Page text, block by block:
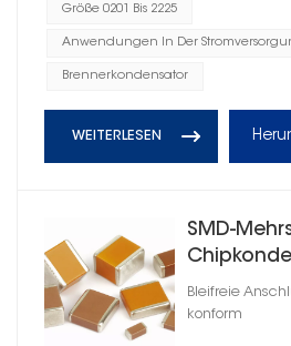
Größe 0201 Bis 2225
Anwendungen In Der
Brennerkondensator
WEITERLESEN
SMD-
CC41 C0G
Bleifreie
konform